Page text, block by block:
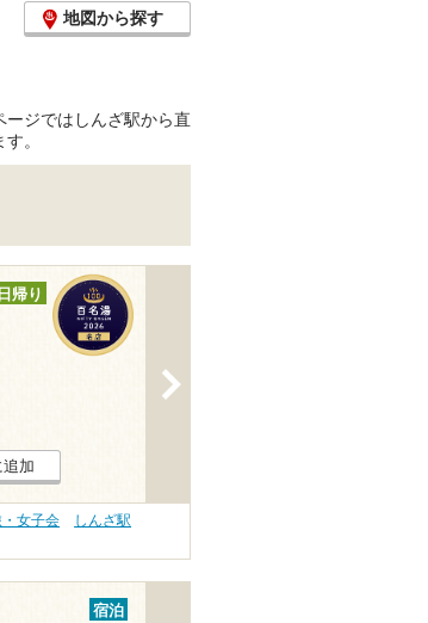
地図から探す
ジではしんざ駅から直
。
日帰り
加
女子会
しんざ駅
宿泊